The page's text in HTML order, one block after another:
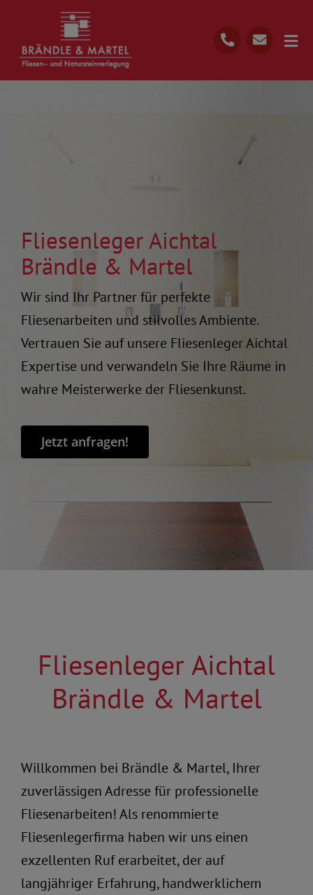
content
Start
07022 990 1163
Kostenlose Beratung
Fliesenleger Aichtal
Brändle & Martel
Wir sind Ihr Partner für perfekte
Fliesenarbeiten und stilvolles Ambiente.
Vertrauen Sie auf unsere Fliesenleger Aichtal
Expertise und verwandeln Sie Ihre Räume in
wahre Meisterwerke der Fliesenkunst.
Jetzt anfragen!
Fliesenleger Aichtal
Brändle & Martel
Willkommen bei Brändle & Martel, Ihrer
zuverlässigen Adresse für professionelle
Fliesenarbeiten! Als renommierte
Fliesenlegerfirma haben wir uns einen
exzellenten Ruf erarbeitet, der auf
langjähriger Erfahrung, handwerklichem